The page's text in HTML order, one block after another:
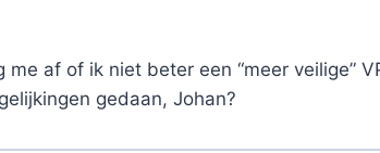
me af of ik niet beter een “meer veilige”
gedaan, Johan?